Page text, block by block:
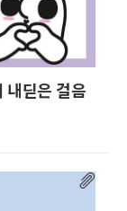
내딛은 걸음